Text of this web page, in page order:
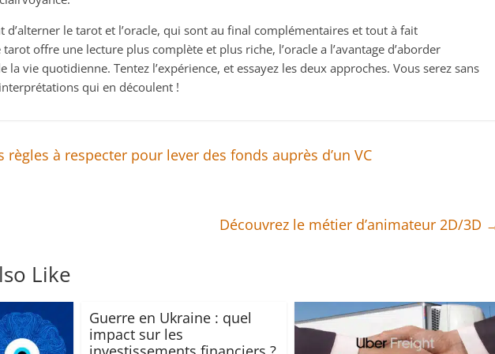
d’alterner le tarot et l’oracle, qui sont au final complémentaires et tout à fait
offre une lecture plus complète et plus riche, l’oracle a l’avantage d’aborder
la vie quotidienne. Tentez l’expérience, et essayez les deux approches. Vous serez sans
qui en découlent !
règles à respecter pour lever des fonds auprès d’un VC
Découvrez le métier d’animateur 2D/3D
Like
Guerre en Ukraine : quel
impact sur les